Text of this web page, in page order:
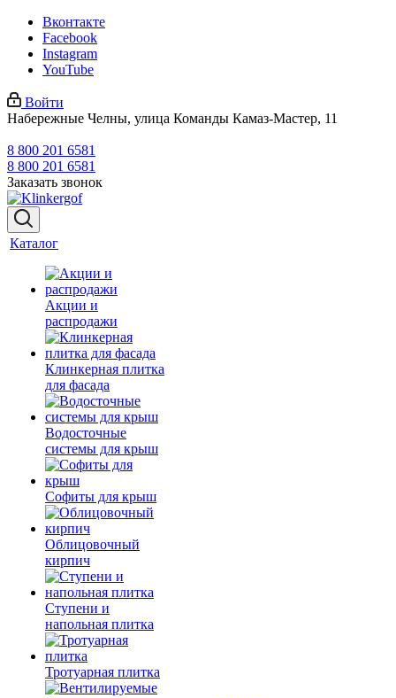
Вконтакте
Facebook
Instagram
YouTube
Войти
Набережные Челны, улица Команды Камаз-Мастер, 11
8 800 201 6581
8 800 201 6581
Заказать звонок
Каталог
Акции и
распродажи
Клинкерная плитка
для фасада
Водосточные
системы для крыш
Софиты для крыш
Облицовочный
кирпич
Ступени и
напольная плитка
Тротуарная плитка